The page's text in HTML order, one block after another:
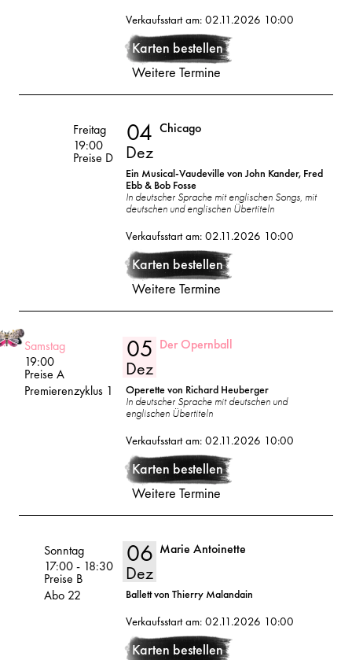
Verkaufsstart am: 02.11.2026 10:00
Karten bestellen
Weitere Termine
04
Dez
Chicago
Ein Musical-Vaudeville von John Kander, Fred
Ebb & Bob Fosse
In deutscher Sprache mit englischen Songs, mit
deutschen und englischen Übertiteln
Verkaufsstart am: 02.11.2026 10:00
Karten bestellen
Weitere Termine
Volksoper
Freitag
19:00
Preise D
05
Dez
Der Opernball
Operette von Richard Heuberger
In deutscher Sprache mit deutschen und
englischen Übertiteln
Verkaufsstart am: 02.11.2026 10:00
Karten bestellen
Weitere Termine
Volksoper
Samstag
19:00
Preise A
Premieren­zyklus 1
06
Dez
Marie Antoinette
Ballett von Thierry Malandain
Verkaufsstart am: 02.11.2026 10:00
Karten bestellen
Volksoper
Sonntag
17:00- 18:30
Preise B
Abo 22